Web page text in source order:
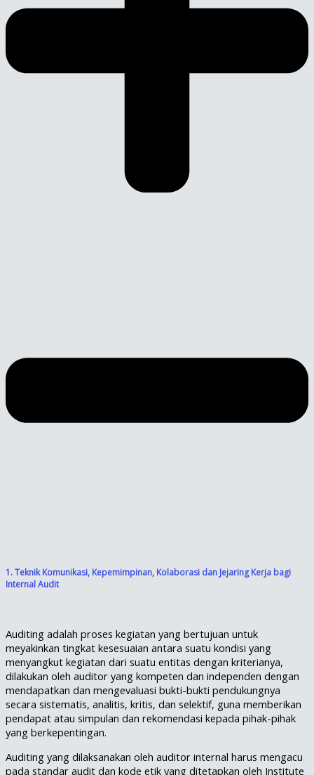
1. Teknik Komunikasi, Kepemimpinan, Kolaborasi dan Jejaring Kerja bagi
Internal Audit
Auditing adalah proses kegiatan yang bertujuan untuk
meyakinkan tingkat kesesuaian antara suatu kondisi yang
menyangkut kegiatan dari suatu entitas dengan kriterianya,
dilakukan oleh auditor yang kompeten dan independen dengan
mendapatkan dan mengevaluasi bukti-bukti pendukungnya
secara sistematis, analitis, kritis, dan selektif, guna memberikan
pendapat atau simpulan dan rekomendasi kepada pihak-pihak
yang berkepentingan.
Auditing yang dilaksanakan oleh auditor internal harus mengacu
pada standar audit dan kode etik yang ditetapkan oleh Institute